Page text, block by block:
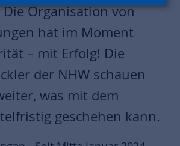
Organisation von
hat im Moment
– mit Erfolg! Die
der NHW schauen
was mit dem
geschehen kann.